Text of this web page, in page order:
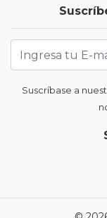
Suscríbase a